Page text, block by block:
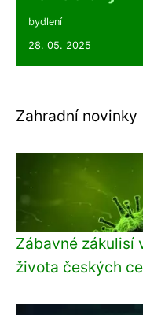
bydlení
28. 05. 2025
Zahradní novinky
Zábavné zákulisí
života českých